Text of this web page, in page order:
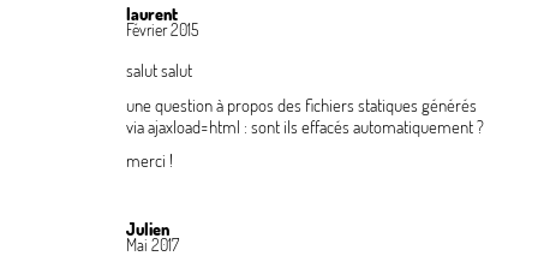
laurent
Février 2015
salut salut
une question à propos des fichiers statiques générés
via ajaxload=html : sont ils effacés automatiquement?
merci !
Julien
Mai 2017